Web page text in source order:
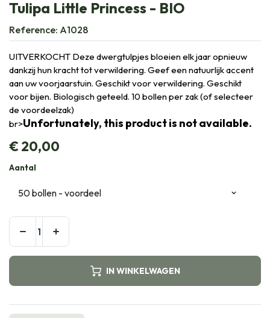
Tulipa Little Princess - BIO
Reference: A1028
UITVERKOCHT Deze dwergtulpjes bloeien elk jaar opnieuw
dankzij hun kracht tot verwildering. Geef een natuurlijk accent
aan uw voorjaarstuin. Geschikt voor verwildering. Geschikt
voor bijen. Biologisch geteeld. 10 bollen per zak (of selecteer
de voordeelzak)
br>Unfortunately, this product is not available.
€20,00
Aantal
IN WINKELWAGEN